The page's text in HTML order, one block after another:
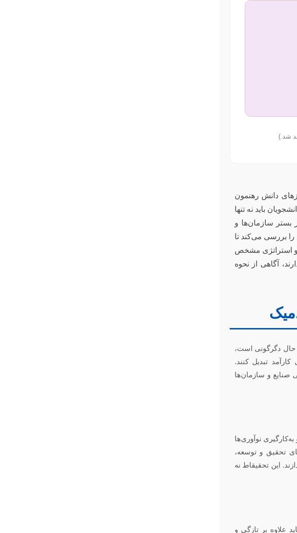
شد.)
دانش رهنمون
باید نه تنها
بستر سازمان‌ها و
بررسی می‌کند تا
و استراتژی مشخص
آگاهی از نحوه
حال دگرگونی است،
تبدیل کنند.
صنایع و سازمان‌ها
نوآوری‌ها
تحقیق و توسعه،
این تحقیقاط نه
علاوه بر تازگی و